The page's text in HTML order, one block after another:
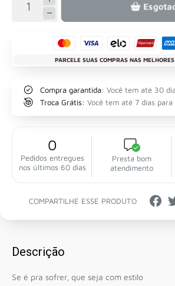
PARCELE SUAS COMPRAS NAS
Compra garantida: Você tem até 30
Troca Grátis: Você tem até 7 dias
0
Pedidos entregues
nos últimos 60 dias
Presta bom
atendimento
COMPARTILHE ESSE PRODUTO
Descrição
Se é pra sofrer, que seja com estilo